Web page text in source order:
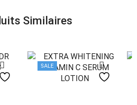
Similaires
SALE